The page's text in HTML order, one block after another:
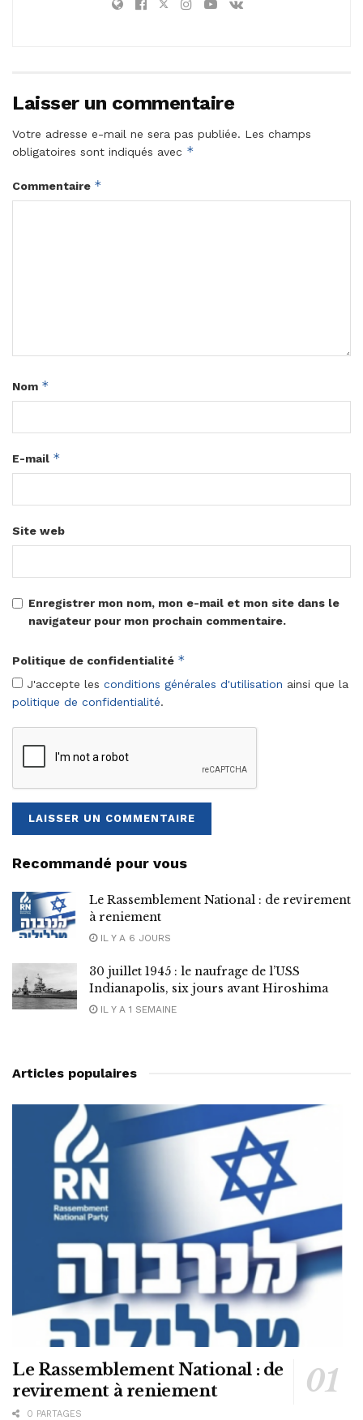
Laisser un commentaire
Votre adresse e-mail ne sera pas publiée. Les champs
obligatoires sont indiqués avec *
Commentaire *
Nom *
E-mail *
Site web
Enregistrer mon nom, mon e-mail et mon site dans le
navigateur pour mon prochain commentaire.
Politique de confidentialité *
J'accepte les conditions générales d'utilisation ainsi que la
politique de confidentialité.
Recommandé pour vous
Le Rassemblement National : de revirement
à reniement
IL Y A 6 JOURS
30 juillet 1945 : le naufrage de l’USS
Indianapolis, six jours avant Hiroshima
IL Y A 1 SEMAINE
Articles populaires
Le Rassemblement National : de
revirement à reniement
0 PARTAGES